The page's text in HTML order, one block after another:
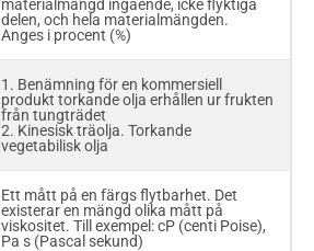
materialmängd ingående, icke flyktiga
delen, och hela materialmängden.
Anges i procent (%)
1. Benämning för en kommersiell
produkt torkande olja erhållen ur frukten
från tungträdet
2. Kinesisk träolja. Torkande
vegetabilisk olja
Ett mått på en färgs flytbarhet. Det
existerar en mängd olika mått på
viskositet. Till exempel: cP (centi Poise),
Pa s (Pascal sekund)